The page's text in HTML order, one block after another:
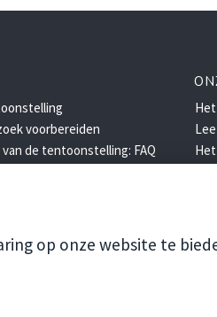
op onze website te
voorbereiden
de tentoonstelling: FAQ